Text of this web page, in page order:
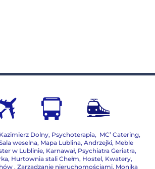
Kazimierz Dolny, Psychoterapia, MC’ Catering,
weselna, Mapa Lublina, Andrzejki, Meble
w Lublinie, Karnawał, Psychiatra Geriatra,
, Hurtownia stali Chełm, Hostel, Kwatery,
, Zarządzanie nieruchomościami, Monika